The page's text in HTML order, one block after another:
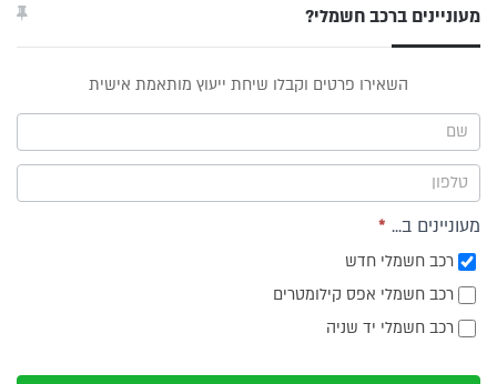
מעוניינים ברכב חשמלי?
תפריט
צד
השאירו פרטים וקבלו שיחת ייעוץ מותאמת אישית
מעוניינים ב... *
רכב חשמלי חדש
רכב חשמלי אפס קילומטרים
רכב חשמלי יד שניה